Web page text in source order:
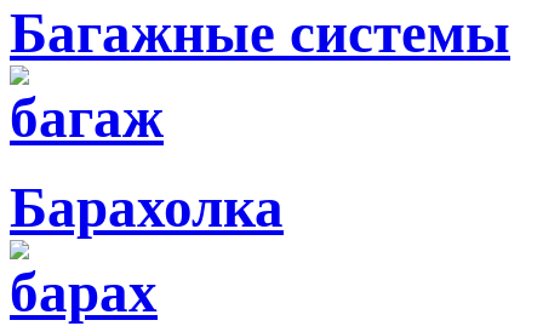
Багажные системы
Барахолка